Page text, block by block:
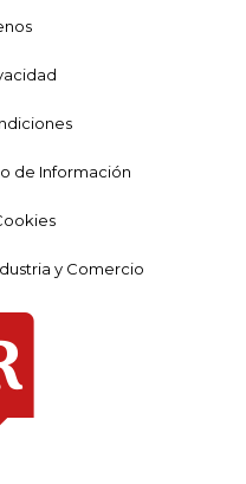
de Información
y Comercio